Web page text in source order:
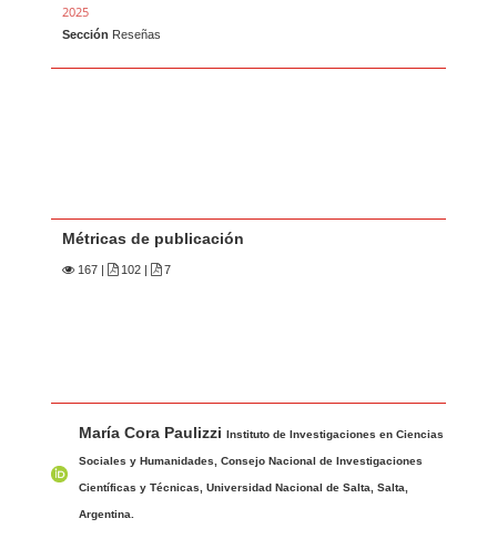
2025
Sección Reseñas
Métricas de publicación
167 | 102 | 7
t
María Cora PaulizziInstituto de Investigaciones en Ciencias
Sociales y Humanidades, Consejo Nacional de Investigaciones
Científicas y Técnicas, Universidad Nacional de Salta, Salta,
Argentina.